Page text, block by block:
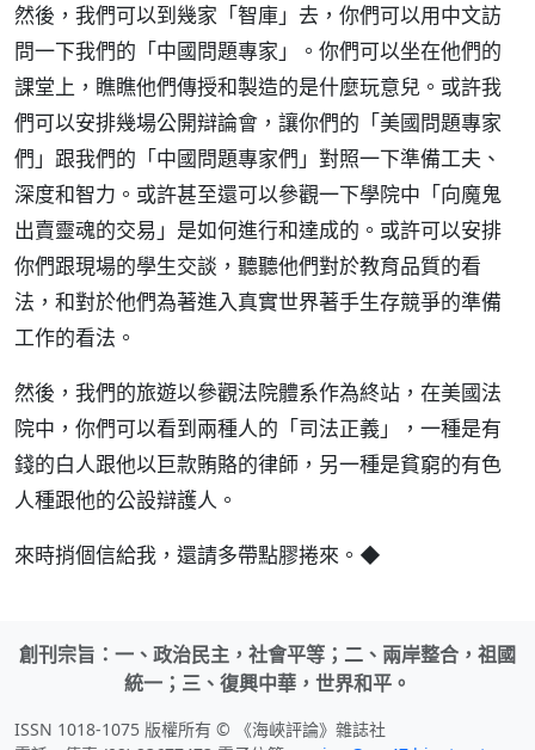
然後，我們可以到幾家「智庫」去，你們可以用中文訪
問一下我們的「中國問題專家」。你們可以坐在他們的
課堂上，瞧瞧他們傳授和製造的是什麼玩意兒。或許我
們可以安排幾場公開辯論會，讓你們的「美國問題專家
們」跟我們的「中國問題專家們」對照一下準備工夫、
深度和智力。或許甚至還可以參觀一下學院中「向魔鬼
出賣靈魂的交易」是如何進行和達成的。或許可以安排
你們跟現場的學生交談，聽聽他們對於教育品質的看
法，和對於他們為著進入真實世界著手生存競爭的準備
工作的看法。
然後，我們的旅遊以參觀法院體系作為終站，在美國法
院中，你們可以看到兩種人的「司法正義」，一種是有
錢的白人跟他以巨款賄賂的律師，另一種是貧窮的有色
人種跟他的公設辯護人。
來時捎個信給我，還請多帶點膠捲來。◆
創刊宗旨：一、政治民主，社會平等；二、兩岸整合，祖國
統一；三、復興中華，世界和平。
ISSN 1018-1075 版權所有 © 《海峽評論》雜誌社